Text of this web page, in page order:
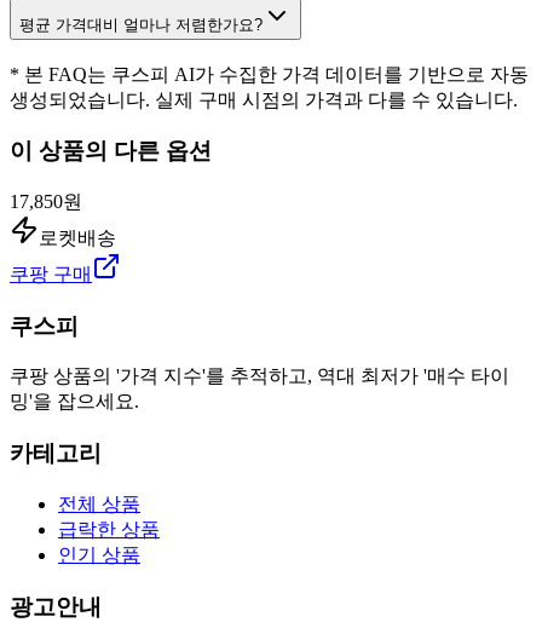
평균 가격대비 얼마나 저렴한가요?
* 본 FAQ는 쿠스피 AI가 수집한 가격 데이터를 기반으로 자동
생성되었습니다. 실제 구매 시점의 가격과 다를 수 있습니다.
이 상품의 다른 옵션
17,850원
로켓배송
쿠팡 구매
쿠스피
쿠팡 상품의 '가격 지수'를 추적하고, 역대 최저가 '매수 타이
밍'을 잡으세요.
카테고리
전체 상품
급락한 상품
인기 상품
광고안내